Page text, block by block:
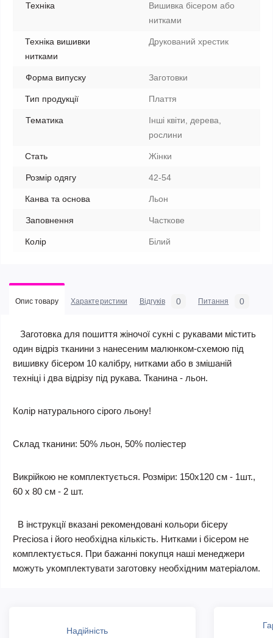
Техніка
Вишивка бісером або
нитками
Техніка вишивки
нитками
Друкований хрестик
Форма випуску Заготовки
Тип продукції Плаття
Тематика
Інші квіти, дерева,
рослини
Стать Жінки
Розмір одягу 42-54
Канва та основа Льон
Заповнення Часткове
Колір Білий
Опис товару Характеристики Відгуків 0 Питання 0
Заготовка для пошиття жіночої сукні c рукавами містить
один відріз тканини з нанесеним малюнком-схемою під
вишивку бісером 10 калібру, нитками або в змішаній
техніці і два відрізу під рукава. Тканина - льон.
Колір натурального сірого льону!
Склад тканини: 50% льон, 50% поліестер
Викрійкою не комплектується. Розміри: 150х120 см - 1шт.,
60 х 80 см - 2 шт.
В інструкції вказані рекомендовані кольори бісеру
Preciosa і його необхідна кількість. Нитками і бісером не
комплектується. При бажанні покупця наші менеджери
можуть укомплектувати заготовку необхідним матеріалом.
Надійність